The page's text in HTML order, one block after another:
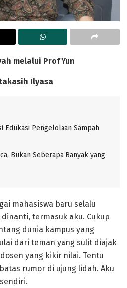
melalui Prof Yun
Ilyasa
Edukasi Pengelolaan Sampah
Bukan Seberapa Banyak yang
mahasiswa baru selalu
termasuk aku. Cukup
dunia kampus yang
dari teman yang sulit diajak
yang kikir nilai. Tentu
rumor di ujung lidah. Aku